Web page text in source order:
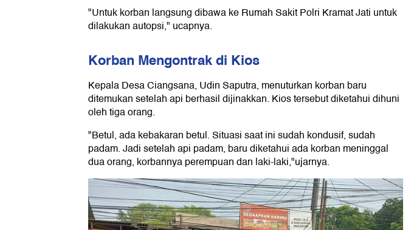
"Untuk korban langsung dibawa ke Rumah Sakit Polri Kramat Jati untuk
dilakukan autopsi," ucapnya.
Korban Mengontrak di Kios
Kepala Desa Ciangsana, Udin Saputra, menuturkan korban baru
ditemukan setelah api berhasil dijinakkan. Kios tersebut diketahui dihuni
oleh tiga orang.
"Betul, ada kebakaran betul. Situasi saat ini sudah kondusif, sudah
padam. Jadi setelah api padam, baru diketahui ada korban meninggal
dua orang, korbannya perempuan dan laki-laki,"ujarnya.